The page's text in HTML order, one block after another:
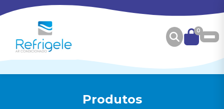
0
Produtos